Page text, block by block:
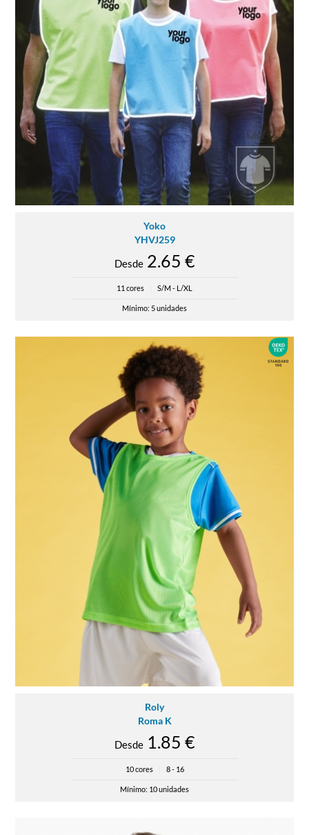
Yoko
YHVJ259
Desde2.65 €
11 cores S/M - L/XL
Mínimo: 5 unidades
Roly
Roma K
Desde1.85 €
10 cores 8 - 16
Mínimo: 10 unidades